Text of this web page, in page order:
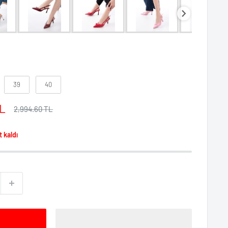
39 40
Normal
2,994.60 TL
kaldı